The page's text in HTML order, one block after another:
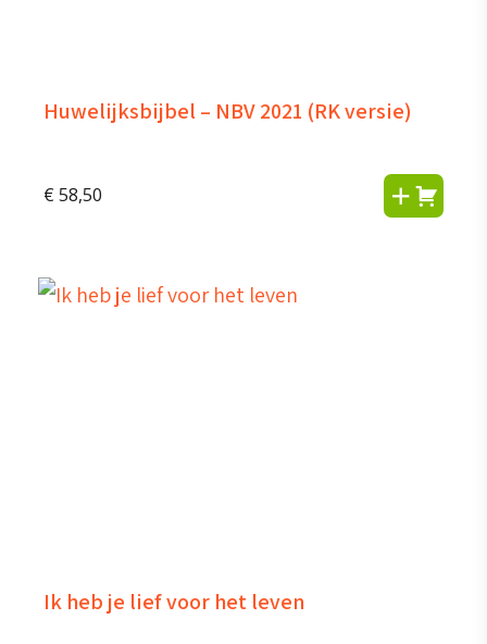
Huwelijksbijbel – NBV 2021 (RK versie)
€ 58,50
Ik heb je lief voor het leven